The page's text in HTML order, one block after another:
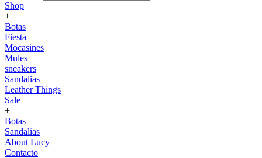
Shop
+
Botas
Fiesta
Mocasines
Mules
sneakers
Sandalias
Leather Things
Sale
+
Botas
Sandalias
About Lucy
Contacto